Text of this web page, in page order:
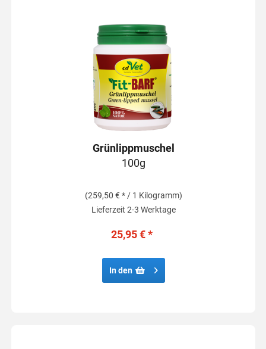
Grünlippmuschel
100g
(259,50 € * / 1 Kilogramm)
Lieferzeit 2-3 Werktage
25,95 € *
In den